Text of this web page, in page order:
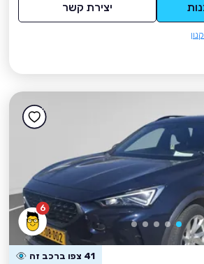
יצירת קשר
6
41 צפו ברכב זה